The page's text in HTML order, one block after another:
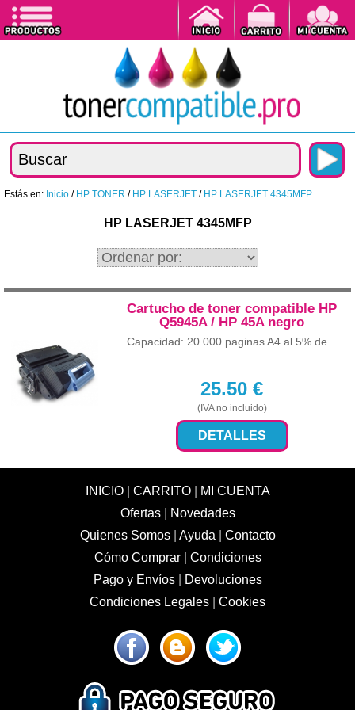
Estás en: Inicio / HP TONER / HP LASERJET / HP LASERJET 4345MFP
HP LASERJET 4345MFP
Cartucho de toner compatible HP
Q5945A / HP 45A negro
Capacidad: 20.000 paginas A4 al 5% de...
25.50 €
(IVA no incluido)
DETALLES
INICIO| CARRITO|
MI CUENTA
Ofertas|
Novedades
Quienes Somos| Ayuda
Contacto
Cómo Comprar| Condiciones
Pago y Envíos|
Devoluciones
Condiciones Legales
Cookies